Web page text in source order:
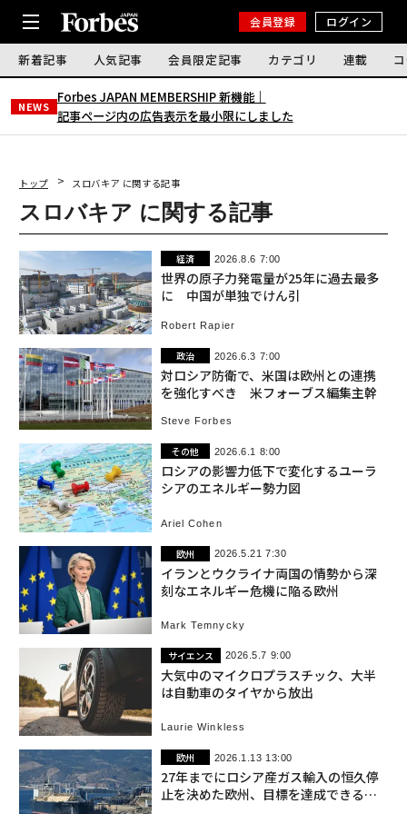
会員登録 ログイン
新着記事 人気記事 会員限定記事 カテゴリ 連載
NEWS
Forbes JAPAN MEMBERSHIP 新機能｜
記事ページ内の広告表示を最小限にしました
トップ スロバキア に関する記事
スロバキア に関する記事
経済 2026.8.6 7:00
世界の原子力発電量が25年に過去最多
に 中国が単独でけん引
Robert Rapier
政治 2026.6.3 7:00
対ロシア防衛で、米国は欧州との連携
を強化すべき 米フォーブス編集主幹
Steve Forbes
その他 2026.6.1 8:00
ロシアの影響力低下で変化するユーラ
シアのエネルギー勢力図
Ariel Cohen
欧州 2026.5.21 7:30
イランとウクライナ両国の情勢から深
刻なエネルギー危機に陥る欧州
Mark Temnycky
サイエンス 2026.5.7 9:00
大気中のマイクロプラスチック、大半
は自動車のタイヤから放出
Laurie Winkless
欧州 2026.1.13 13:00
27年までにロシア産ガス輸入の恒久停
止を決めた欧州、目標を達成できるの